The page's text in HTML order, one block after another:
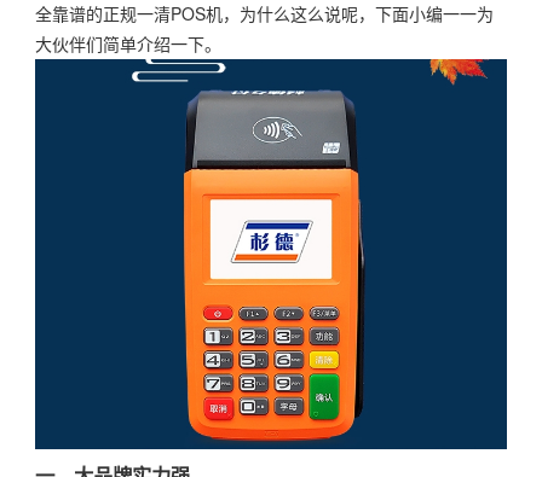
全靠谱的正规一清POS机，为什么这么说呢，下面小编一一为
大伙伴们简单介绍一下。